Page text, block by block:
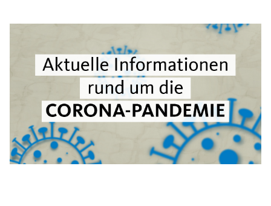
CDU Deutschland
CDU Fraktion im Brandenburger Landtag
CDU Brandenburg
CDU Potsdam